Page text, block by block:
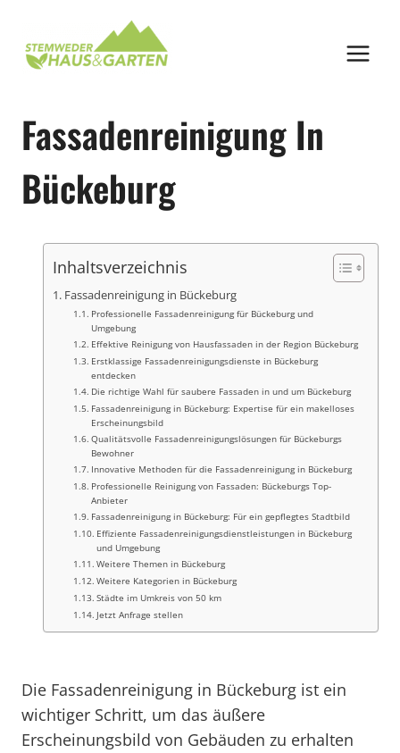
springen
Fassadenreinigung In
Bückeburg
Inhaltsverzeichnis
Fassadenreinigung in Bückeburg
Professionelle Fassadenreinigung für Bückeburg und
Umgebung
Effektive Reinigung von Hausfassaden in der Region Bückeburg
Erstklassige Fassadenreinigungsdienste in Bückeburg
entdecken
Die richtige Wahl für saubere Fassaden in und um Bückeburg
Fassadenreinigung in Bückeburg: Expertise für ein makelloses
Erscheinungsbild
Qualitätsvolle Fassadenreinigungslösungen für Bückeburgs
Bewohner
Innovative Methoden für die Fassadenreinigung in Bückeburg
Professionelle Reinigung von Fassaden: Bückeburgs Top-
Anbieter
Fassadenreinigung in Bückeburg: Für ein gepflegtes Stadtbild
Effiziente Fassadenreinigungsdienstleistungen in Bückeburg
und Umgebung
Weitere Themen in Bückeburg
Weitere Kategorien in Bückeburg
Städte im Umkreis von 50 km
Jetzt Anfrage stellen
Die Fassadenreinigung in Bückeburg ist ein
wichtiger Schritt, um das äußere
Erscheinungsbild von Gebäuden zu erhalten